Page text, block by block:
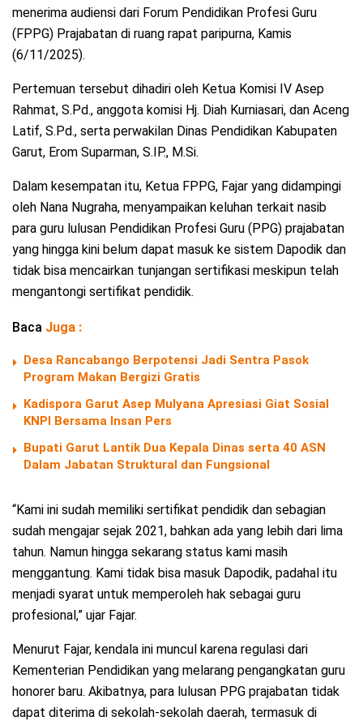
menerima audiensi dari Forum Pendidikan Profesi Guru
(FPPG) Prajabatan di ruang rapat paripurna, Kamis
(6/11/2025).
Pertemuan tersebut dihadiri oleh Ketua Komisi IV Asep
Rahmat, S.Pd., anggota komisi Hj. Diah Kurniasari, dan Aceng
Latif, S.Pd., serta perwakilan Dinas Pendidikan Kabupaten
Garut, Erom Suparman, S.IP., M.Si.
Dalam kesempatan itu, Ketua FPPG, Fajar yang didampingi
oleh Nana Nugraha, menyampaikan keluhan terkait nasib
para guru lulusan Pendidikan Profesi Guru (PPG) prajabatan
yang hingga kini belum dapat masuk ke sistem Dapodik dan
tidak bisa mencairkan tunjangan sertifikasi meskipun telah
mengantongi sertifikat pendidik.
Baca Juga :
Desa Rancabango Berpotensi Jadi Sentra Pasok
Program Makan Bergizi Gratis
Kadispora Garut Asep Mulyana Apresiasi Giat Sosial
KNPI Bersama Insan Pers
Bupati Garut Lantik Dua Kepala Dinas serta 40 ASN
Dalam Jabatan Struktural dan Fungsional
“Kami ini sudah memiliki sertifikat pendidik dan sebagian
sudah mengajar sejak 2021, bahkan ada yang lebih dari lima
tahun. Namun hingga sekarang status kami masih
menggantung. Kami tidak bisa masuk Dapodik, padahal itu
menjadi syarat untuk memperoleh hak sebagai guru
profesional,” ujar Fajar.
Menurut Fajar, kendala ini muncul karena regulasi dari
Kementerian Pendidikan yang melarang pengangkatan guru
honorer baru. Akibatnya, para lulusan PPG prajabatan tidak
dapat diterima di sekolah-sekolah daerah, termasuk di